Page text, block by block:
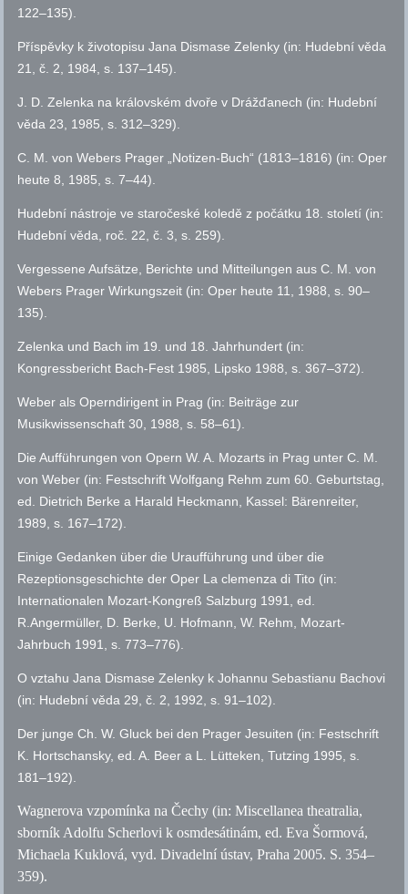
122–135).
Příspěvky k životopisu Jana Dismase Zelenky (in: Hudební věda
21,č. 2, 1984, s. 137–145).
J. D. Zelenka na královském dvoře v Drážďanech (in: Hudební
věda 23, 1985, s. 312–329).
C. M. von Webers Prager „Notizen-Buch“ (1813–1816) (in: Oper
heute 8, 1985, s. 7–44).
Hudební nástroje ve staročeské koledě z počátku 18. století (in:
Hudební věda, roč. 22,č. 3, s. 259).
Vergessene Aufsätze, Berichte und Mitteilungen aus C. M. von
Webers Prager Wirkungszeit (in: Oper heute 11, 1988, s. 90–
135).
Zelenka und Bach im 19. und 18. Jahrhundert (in:
Kongressbericht Bach-Fest 1985, Lipsko 1988, s. 367–372).
Weber als Operndirigent in Prag (in: Beiträge zur
Musikwissenschaft 30, 1988, s. 58–61).
Die Aufführungen von Opern W. A. Mozarts in Prag unter C. M.
von Weber (in: Festschrift Wolfgang Rehm zum 60. Geburtstag,
ed. Dietrich Berke a Harald Heckmann, Kassel: Bärenreiter,
1989, s. 167–172).
Einige Gedanken über die Uraufführung und über die
Rezeptionsgeschichte der Oper La clemenza di Tito (in:
Internationalen Mozart-Kongreß Salzburg 1991,ed.
R.Angermüller, D. Berke, U. Hofmann, W. Rehm, Mozart-
Jahrbuch 1991, s. 773–776).
O vztahu Jana Dismase Zelenky k Johannu Sebastianu Bachovi
(in: Hudební věda 29,č. 2, 1992, s. 91–102).
Der junge Ch. W. Gluck bei den Prager Jesuiten (in: Festschrift
K. Hortschansky,ed. A. Beer a L. Lütteken, Tutzing 1995, s.
181–192).
Wagnerova vzpomínka na Čechy (in: Miscellanea theatralia,
sborník Adolfu Scherlovi k osmdesátinám,ed. Eva Šormová,
Michaela Kuklová,vyd. Divadelní ústav, Praha 2005. S. 354–
359).